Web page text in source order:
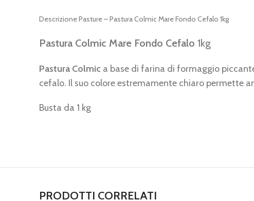
Descrizione Pasture – Pastura Colmic Mare Fondo Cefalo 1kg
Pastura Colmic Mare Fondo Cefalo 1kg
Pastura Colmic a base di farina di formaggio
cefalo. Il suo colore estremamente chiaro permette
Busta da 1 kg
PRODOTTI CORRELATI